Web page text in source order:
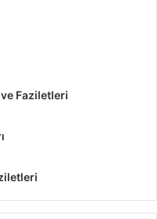
Faziletleri